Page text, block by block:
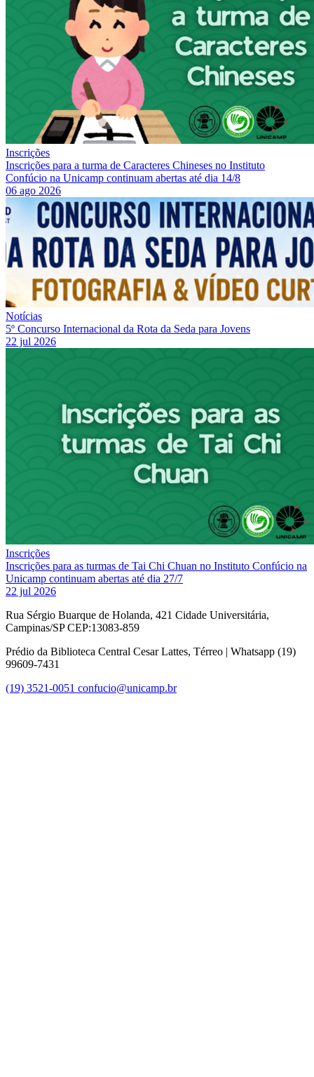
Inscrições
Inscrições para a turma de Caracteres Chineses no Instituto
Confúcio na Unicamp continuam abertas até dia 14/8
06 ago 2026
Notícias
5º Concurso Internacional da Rota da Seda para Jovens
22 jul 2026
Inscrições
Inscrições para as turmas de Tai Chi Chuan no Instituto Confúcio na
Unicamp continuam abertas até dia 27/7
22 jul 2026
Rua Sérgio Buarque de Holanda, 421 Cidade Universitária,
Campinas/SP CEP:13083-859
Prédio da Biblioteca Central Cesar Lattes, Térreo | Whatsapp (19)
99609-7431
(19) 3521-0051 confucio@unicamp.br